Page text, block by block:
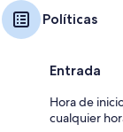
Políticas
Entrada
Hora de
cualquier